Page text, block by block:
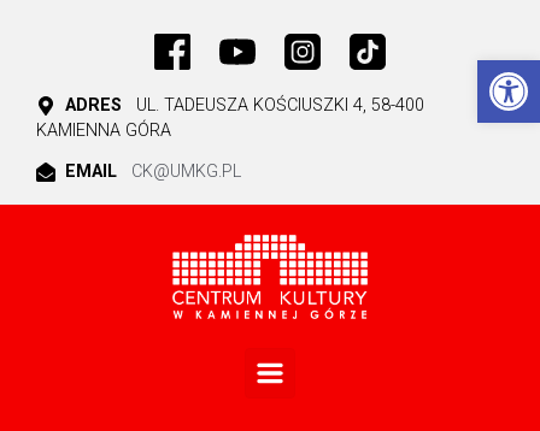
ADRES
UL. TADEUSZA KOŚCIUSZKI 4, 58-400
KAMIENNA GÓRA
EMAIL
CK@UMKG.PL